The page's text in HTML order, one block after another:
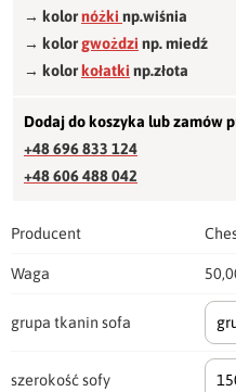
→ kolornóżki np.wiśnia
→ kolorgwożdzi np. miedź
→ kolorkołatki np.złota
Dodaj do koszyka lub zamów
+48 696 833 124
+48 606 488 042
Producent
Waga
grupa tkanin sofa
szerokość sofy